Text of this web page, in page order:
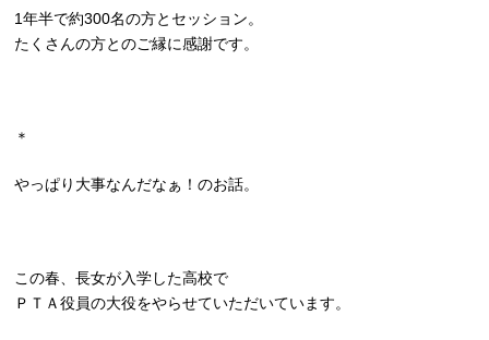
1年半で約300名の方とセッション。
たくさんの方とのご縁に感謝です。
＊
やっぱり大事なんだなぁ！のお話。
この春、長女が入学した高校で
ＰＴＡ役員の大役をやらせていただいています。